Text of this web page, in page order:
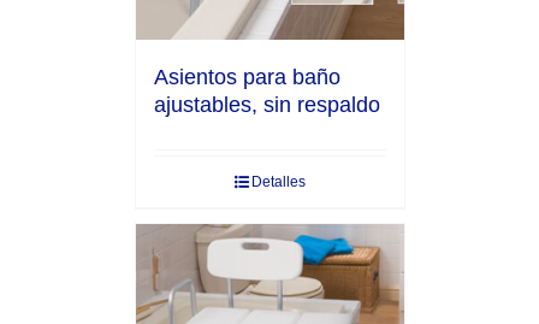
Asientos para baño
ajustables, sin respaldo
Detalles